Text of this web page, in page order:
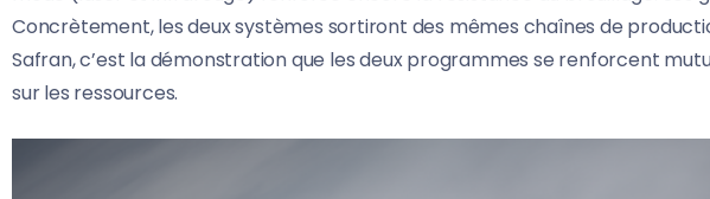
Concrètement, les deux systèmes sortiront des mêmes chaînes de
Safran, c’est la démonstration que les deux programmes se renforcent
sur les ressources.